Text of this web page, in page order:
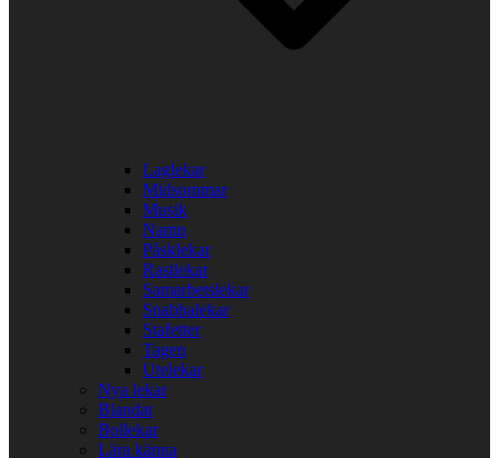
Laglekar
Midsommar
Musik
Namn
Påsklekar
Rastlekar
Samarbetslekar
Snabbalekar
Stafetter
Tagen
Utelekar
Nya lekar
Blandat
Bollekar
Lära känna